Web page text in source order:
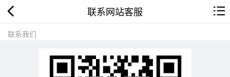
联系网站客服
联系我们